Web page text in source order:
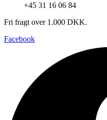
+45 31 16 06 84
Fri fragt over 1.000 DKK.
Facebook